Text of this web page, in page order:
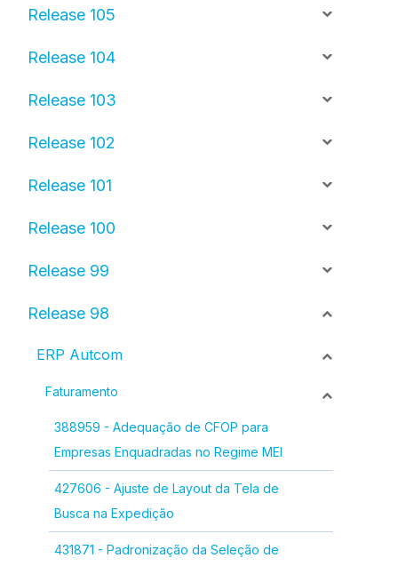
Release 105
Release 104
Release 103
Release 102
Release 101
Release 100
Release 99
Release 98
ERP Autcom
Faturamento
388959 - Adequação de CFOP para
Empresas Enquadradas no Regime MEI
427606 - Ajuste de Layout da Tela de
Busca na Expedição
431871 - Padronização da Seleção de